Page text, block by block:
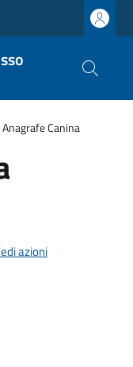
Anagrafe Canina
azioni